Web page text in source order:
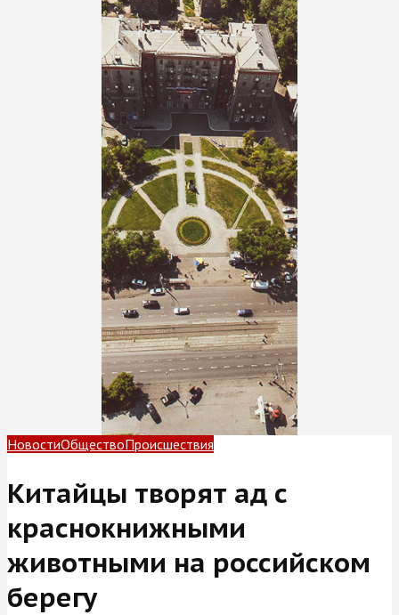
НовостиОбществоПроисшествия
Китайцы творят ад с
краснокнижными
животными на российском
берегу